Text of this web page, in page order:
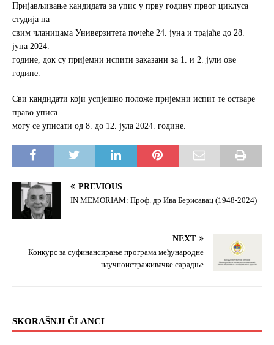
Пријављивање кандидата за упис у прву годину првог циклуса
студија на
свим чланицама Универзитета почеће 24. јуна и трајаће до 28.
јуна 2024.
године, док су пријемни испити заказани за 1. и 2. јули ове
године.
Сви кандидати који успјешно положе пријемни испит те остваре
право уписа
могу се уписати од 8. до 12. јула 2024. године.
PREVIOUS
IN MEMORIAM: Проф. др Ива Берисавац (1948-2024)
NEXT
Конкурс за суфинансирање програма међународне
научноистраживачке сарадње
SKORAŠNJI ČLANCI